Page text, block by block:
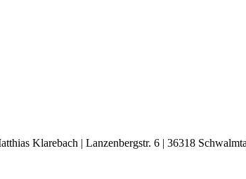
Klarebach | Lanzenbergstr. 6 | 36318